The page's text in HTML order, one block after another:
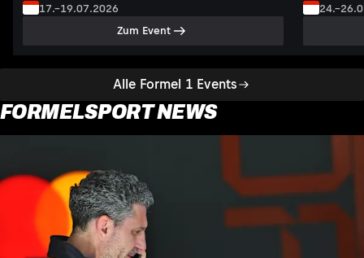
Alle Formel 1 Events
17.–19.07.2026
Zum Event
FORMELSPORT NEWS